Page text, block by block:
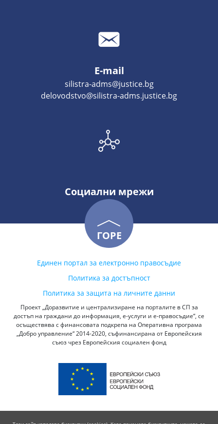
E-mail
silistra-adms@justice.bg
delovodstvo@silistra-adms.justice.bg
Социални мрежи
ГОРЕ
Единен портал за електронно правосъдие
Политика за достъпност
Политика за защита на личните данни
Проект „Доразвитие и централизиране на порталите в СП за
достъп на граждани до информация, е-услуги и е-правосъдие“, се
осъществява с финансовата подкрепа на Оперативна програма
„Добро управление“ 2014-2020, съфинансирана от Европейския
съюз чрез Европейския социален фонд